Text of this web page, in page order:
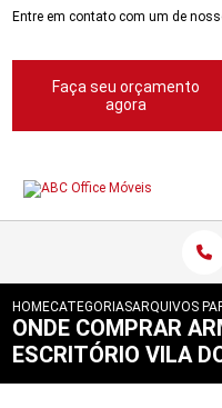
Entre em contato com um de
Faça seu orçamento
agora
HOMECATEGORIASARQUIVOS
ONDE COMPRAR
ESCRITÓRIO VILA